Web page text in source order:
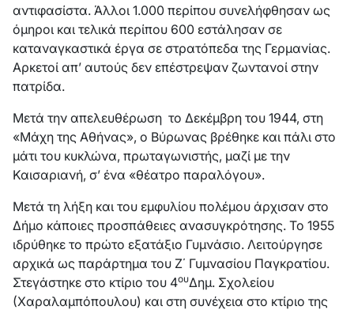
αντιφασίστα. Άλλοι 1.000 περίπου συνελήφθησαν ως
όμηροι και τελικά περίπου 600 εστάλησαν σε
καταναγκαστικά έργα σε στρατόπεδα της Γερμανίας.
Αρκετοί απ’ αυτούς δεν επέστρεψαν ζωντανοί στην
πατρίδα.
Μετά την απελευθέρωση το Δεκέμβρη του 1944, στη
«Μάχη της Αθήνας», ο Βύρωνας βρέθηκε και πάλι στο
μάτι του κυκλώνα, πρωταγωνιστής, μαζί με την
Καισαριανή, σ’ ένα «θέατρο παραλόγου».
Μετά τη λήξη και του εμφυλίου πολέμου άρχισαν στο
Δήμο κάποιες προσπάθειες ανασυγκρότησης. Το 1955
ιδρύθηκε το πρώτο εξατάξιο Γυμνάσιο. Λειτούργησε
αρχικά ως παράρτημα του Ζ΄ Γυμνασίου Παγκρατίου.
Στεγάστηκε στο κτίριο του 4ουΔημ. Σχολείου
(Χαραλαμπόπουλου) και στη συνέχεια στο κτίριο της